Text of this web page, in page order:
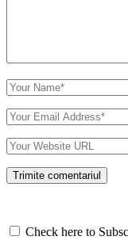
Check here to